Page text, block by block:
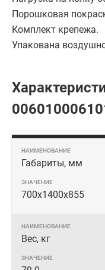
Порошковая
Комплект крепежа.
Упакована
Габариты, мм
700х1400х855
Вес, кг